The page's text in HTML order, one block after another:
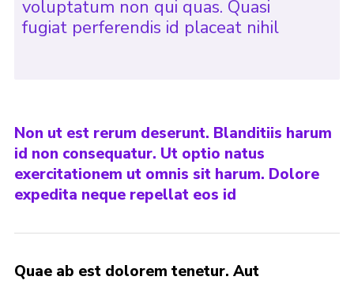
voluptatum non qui quas. Quasi
fugiat perferendis id placeat nihil
Non ut est rerum deserunt. Blanditiis harum
id non consequatur. Ut optio natus
exercitationem ut omnis sit harum. Dolore
expedita neque repellat eos id
Quae ab est dolorem tenetur. Aut